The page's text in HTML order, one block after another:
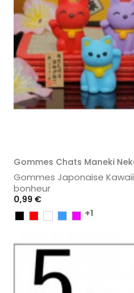
Gommes Chats Maneki
Gommes Japonaise
bonheur
Prix
0,99 €
Violet
+1